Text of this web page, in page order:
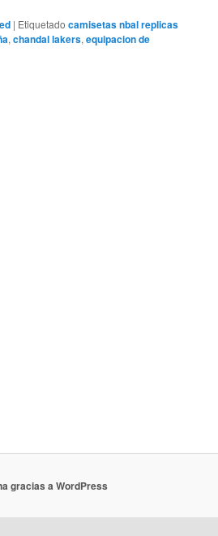
| Etiquetado camisetas nbal replicas
,chandal lakers,equipacion de
gracias a WordPress